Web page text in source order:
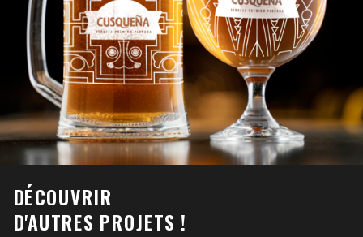
DÉCOUVRIR
D'AUTRES PROJETS !